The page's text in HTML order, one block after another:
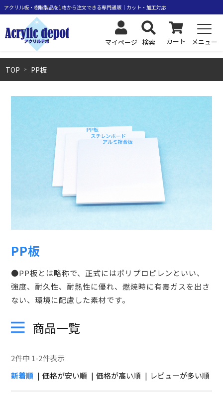
マイページ 検索 カート メニュー
TOP PP板
PP板
●PP板とは略称で、正式にはポリプロピレンといい、
強度、耐久性、耐熱性に優れ、燃焼時に有毒ガスを出さ
ない、環境に配慮した素材です。
商品一覧
新着順 価格が安い順 価格が高い順 レビューが多い順
2件中 1-2件表示